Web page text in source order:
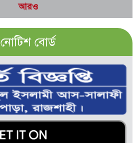
আরও
নোটিশ বোর্ড